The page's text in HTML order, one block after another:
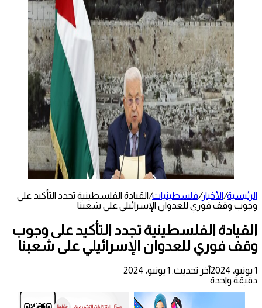
الرئيسية/الأخبار/فلسطينيات/القيادة الفلسطينية تجدد التأكيد على
وجوب وقف فوري للعدوان الإسرائيلي على شعبنا
القيادة الفلسطينية تجدد التأكيد على وجوب
وقف فوري للعدوان الإسرائيلي على شعبنا
1 يونيو، 2024
آخر تحديث: 1 يونيو، 2024
دقيقة واحدة